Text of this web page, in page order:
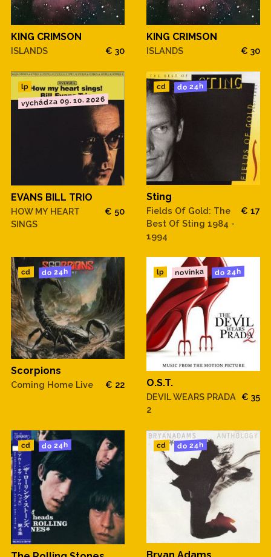
KING CRIMSON
ISLANDS € 30
KING CRIMSON
ISLANDS € 30
lp
vychádza 09. 10. 2026
EVANS BILL TRIO
HOW MY HEART
SINGS
€ 50
cd do 24h
Sting
Fields Of Gold: The
Best Of Sting 1984 -
1994
€ 17
cd do 24h
Scorpions
Coming Home Live € 22
lp novinka do 24h
O.S.T.
DEVIL WEARS PRADA
2
€ 35
cd do 24h cd do 24h